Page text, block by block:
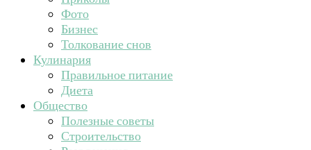
Фото
Бизнес
Толкование снов
Кулинария
Правильное питание
Диета
Общество
Полезные советы
Строительство